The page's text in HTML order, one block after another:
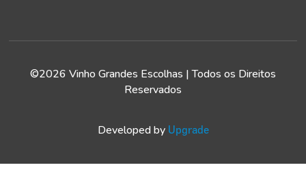
©2026 Vinho Grandes Escolhas | Todos os Direitos
Reservados
Developed by Upgrade